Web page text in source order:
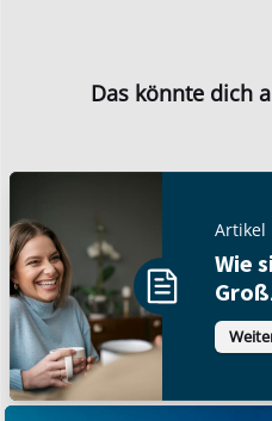
Das könnte dich
Artikel
Wie